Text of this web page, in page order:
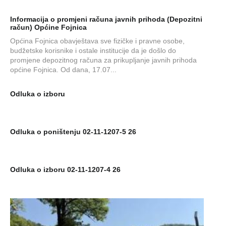
Informacija o promjeni računa javnih prihoda (Depozitni
račun) Općine Fojnica
Općina Fojnica obavještava sve fizičke i pravne osobe,
budžetske korisnike i ostale institucije da je došlo do
promjene depozitnog računa za prikupljanje javnih prihoda
općine Fojnica. Od dana, 17.07...
Odluka o izboru
Odluka o poništenju 02-11-1207-5 26
Odluka o izboru 02-11-1207-4 26